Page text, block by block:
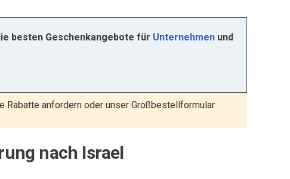
besten Geschenkangebote für Unternehmen und
Rabatte anfordern oder unser Großbestellformular
nach Israel